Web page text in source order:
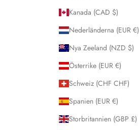
Kanada (CAD $)
Nederländerna (EUR €)
Nya Zeeland (NZD $)
Österrike (EUR €)
Schweiz (CHF CHF)
Spanien (EUR €)
Storbritannien (GBP £)